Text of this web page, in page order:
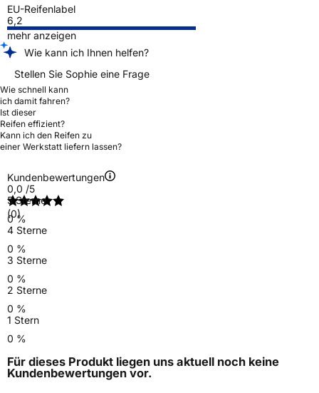
EU-Reifenlabel
6,2
mehr anzeigen
Wie kann ich Ihnen helfen?
Stellen Sie Sophie eine Frage
Wie schnell kann
ich damit fahren?
Ist dieser
Reifen effizient?
Kann ich den Reifen zu
einer Werkstatt liefern lassen?
Kundenbewertungen
0,0 /5
(0)
5 Sterne
0 %
4 Sterne
0 %
3 Sterne
0 %
2 Sterne
0 %
1 Stern
0 %
Für dieses Produkt liegen uns aktuell noch keine
Kundenbewertungen vor.